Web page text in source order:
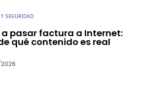
SEGURIDAD
a pasar factura a Internet:
qué contenido es real